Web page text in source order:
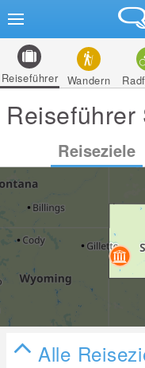
Reiseführer Wandern
Reiseziele
Alle